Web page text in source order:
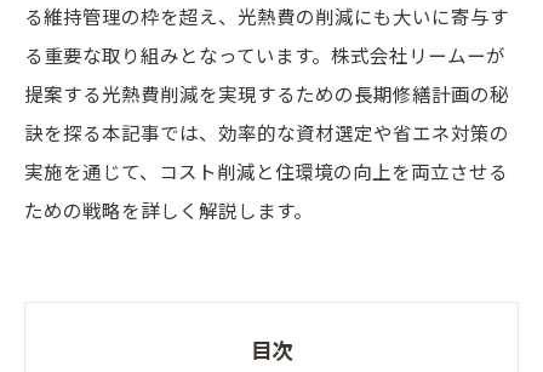
る維持管理の枠を超え、光熱費の削減にも大いに寄与す
る重要な取り組みとなっています。株式会社リームーが
提案する光熱費削減を実現するための長期修繕計画の秘
訣を探る本記事では、効率的な資材選定や省エネ対策の
実施を通じて、コスト削減と住環境の向上を両立させる
ための戦略を詳しく解説します。
目次